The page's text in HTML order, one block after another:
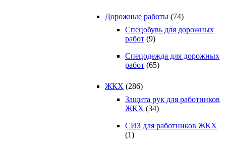
Дорожные работы (74)
Спецобувь для дорожных
работ (9)
Спецодежда для дорожных
работ (65)
ЖКХ (286)
Защита рук для работников
ЖКХ (34)
СИЗ для работников ЖКХ
(1)